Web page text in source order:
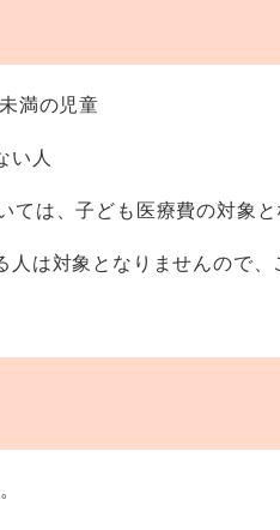
満の児童
い人
は、子ども医療費の対象と
対象となりませんので、